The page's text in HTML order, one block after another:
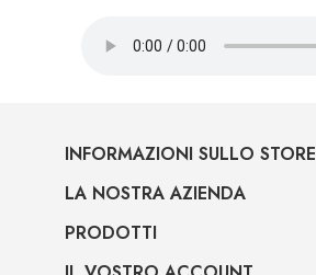
INFORMAZIONI SULLO STORE
LA NOSTRA AZIENDA
PRODOTTI